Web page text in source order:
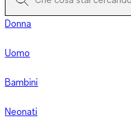
Donna
Uomo
Bambini
Neonati